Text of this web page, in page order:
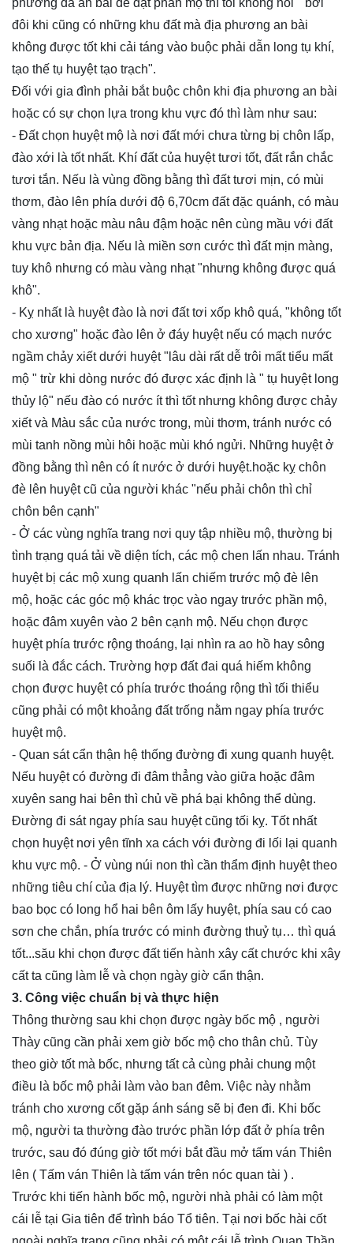
phương đã an bài để đặt phần mộ thì tôi không nói " bởi
đôi khi cũng có những khu đất mà địa phương an bài
không được tốt khi cải táng vào buộc phải dẫn long tụ khí,
tạo thế tụ huyệt tạo trạch".
Đối với gia đình phải bắt buộc chôn khi địa phương an bài
hoặc có sự chọn lựa trong khu vực đó thì làm như sau:
- Đất chọn huyệt mộ là nơi đất mới chưa từng bị chôn lấp,
đào xới là tốt nhất. Khí đất của huyệt tươi tốt, đất rắn chắc
tươi tắn. Nếu là vùng đồng bằng thì đất tươi mịn, có mùi
thơm, đào lên phía dưới độ 6,70cm đất đặc quánh, có màu
vàng nhạt hoặc màu nâu đậm hoặc nên cùng mầu với đất
khu vực bản địa. Nếu là miền sơn cước thì đất mịn màng,
tuy khô nhưng có màu vàng nhạt "nhưng không được quá
khô".
- Kỵ nhất là huyệt đào là nơi đất tơi xốp khô quá, "không tốt
cho xương" hoặc đào lên ở đáy huyệt nếu có mạch nước
ngầm chảy xiết dưới huyệt "lâu dài rất dễ trôi mất tiểu mất
mộ " trừ khi dòng nước đó được xác định là " tụ huyệt long
thủy lộ" nếu đào có nước ít thì tốt nhưng không được chảy
xiết và Màu sắc của nước trong, mùi thơm, tránh nước có
mùi tanh nồng mùi hôi hoặc mùi khó ngửi. Những huyệt ở
đồng bằng thì nên có ít nước ở dưới huyệt.hoặc kỵ chôn
đè lên huyệt cũ của người khác "nếu phải chôn thì chỉ
chôn bên cạnh"
- Ở các vùng nghĩa trang nơi quy tập nhiều mộ, thường bị
tình trạng quá tải về diện tích, các mộ chen lấn nhau. Tránh
huyệt bị các mộ xung quanh lấn chiếm trước mộ đè lên
mộ, hoặc các góc mộ khác trọc vào ngay trước phần mộ,
hoặc đâm xuyên vào 2 bên cạnh mộ. Nếu chọn được
huyệt phía trước rộng thoáng, lại nhìn ra ao hồ hay sông
suối là đắc cách. Trường hợp đất đai quá hiếm không
chọn được huyệt có phía trước thoáng rộng thì tối thiểu
cũng phải có một khoảng đất trống nằm ngay phía trước
huyệt mộ.
- Quan sát cẩn thận hệ thống đường đi xung quanh huyệt.
Nếu huyệt có đường đi đâm thẳng vào giữa hoặc đâm
xuyên sang hai bên thì chủ về phá bại không thể dùng.
Đường đi sát ngay phía sau huyệt cũng tối kỵ. Tốt nhất
chọn huyệt nơi yên tĩnh xa cách với đường đi lối lại quanh
khu vực mộ. - Ở vùng núi non thì cần thẩm định huyệt theo
những tiêu chí của địa lý. Huyệt tìm được những nơi được
bao bọc có long hổ hai bên ôm lấy huyệt, phía sau có cao
sơn che chắn, phía trước có minh đường thuỷ tụ… thì quá
tốt...său khi chọn được đất tiến hành xây cất chước khi xây
cất ta cũng làm lễ và chọn ngày giờ cẩn thận.
3. Công việc chuẩn bị và thực hiện
Thông thường sau khi chọn được ngày bốc mộ , người
Thày cũng cần phải xem giờ bốc mộ cho thân chủ. Tùy
theo giờ tốt mà bốc, nhưng tất cả cùng phải chung một
điều là bốc mộ phải làm vào ban đêm. Việc này nhằm
tránh cho xương cốt gặp ánh sáng sẽ bị đen đi. Khi bốc
mộ, người ta thường đào trước phần lớp đất ở phía trên
trước, sau đó đúng giờ tốt mới bắt đầu mở tấm ván Thiên
lên ( Tấm ván Thiên là tấm ván trên nóc quan tài ) .
Trước khi tiến hành bốc mộ, người nhà phải có làm một
cái lễ tại Gia tiên để trình báo Tổ tiên. Tại nơi bốc hài cốt